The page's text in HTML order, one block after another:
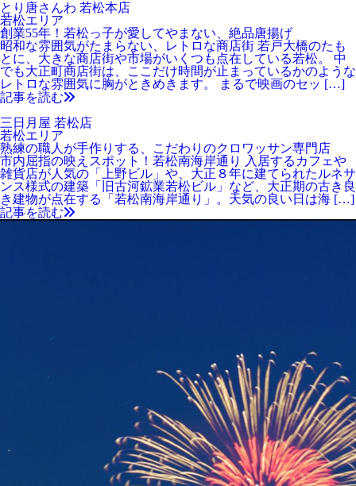
とり唐さんわ 若松本店
若松エリア
創業55年！若松っ子が愛してやまない、絶品唐揚げ
昭和な雰囲気がたまらない、レトロな商店街 若戸大橋のたも
とに、大きな商店街や市場がいくつも点在している若松。 中
でも大正町商店街は、ここだけ時間が止まっているかのような
レトロな雰囲気に胸がときめきます。 まるで映画のセッ […]
記事を読む
三日月屋 若松店
若松エリア
熟練の職人が手作りする、こだわりのクロワッサン専門店
市内屈指の映えスポット！若松南海岸通り 入居するカフェや
雑貨店が人気の「上野ビル」や、大正８年に建てられたルネサ
ンス様式の建築「旧古河鉱業若松ビル」など、大正期の古き良
き建物が点在する「若松南海岸通り」。天気の良い日は海 […]
記事を読む